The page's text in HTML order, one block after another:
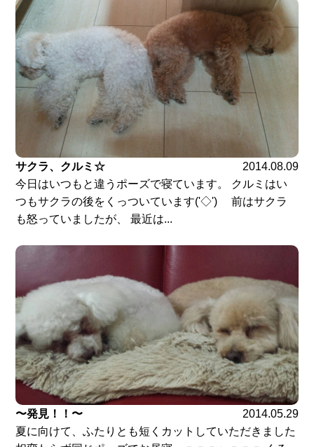
サクラ、クルミ☆
2014.08.09
今日はいつもと違うポーズで寝ています。 クルミはい
つもサクラの後をくっついています('◇')ゞ 前はサクラ
も怒っていましたが、 最近は...
〜発見！！〜
2014.05.29
夏に向けて、ふたりとも短くカットしていただきました